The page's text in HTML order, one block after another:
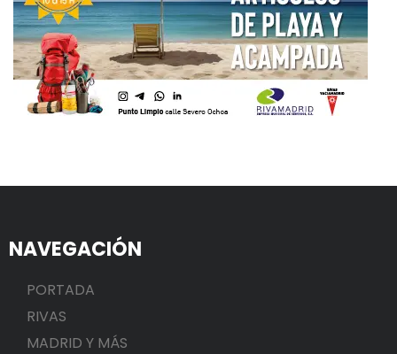
NAVEGACIÓN
PORTADA
RIVAS
MADRID Y MÁS